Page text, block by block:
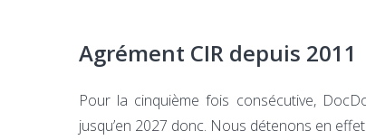
Agrément CIR depuis 2011
Pour la cinquième fois consécutive,
jusqu’en 2027 donc. Nous détenons en